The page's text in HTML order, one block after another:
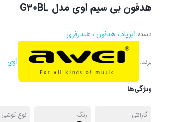
هدفون بی سیم اوی مدل G30BL
دسته:ایرپاد ، هدفون ، هندزفری
برند: آوی
ویژگی‌ها
گارانتی رنگ نوع گوشی